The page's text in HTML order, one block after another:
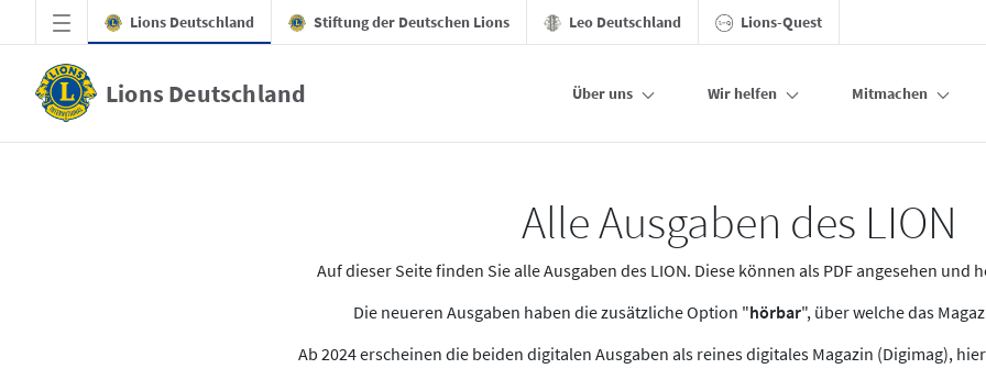
Zum Hauptinhalt springen
Lions Deutschland Stiftung der Deutschen Lions Leo Deutschland Lions-Quest
Lions Deutschland Über uns Wir helfen Mitmachen
Alle Ausgaben des LION
Auf dieser Seite finden Sie alle Ausgaben des LION. Diese können als PDF angesehen und
Die neueren Ausgaben haben die zusätzliche Option "hörbar", über welche das
Ab 2024 erscheinen die beiden digitalen Ausgaben als reines digitales Magazin (Digimag),